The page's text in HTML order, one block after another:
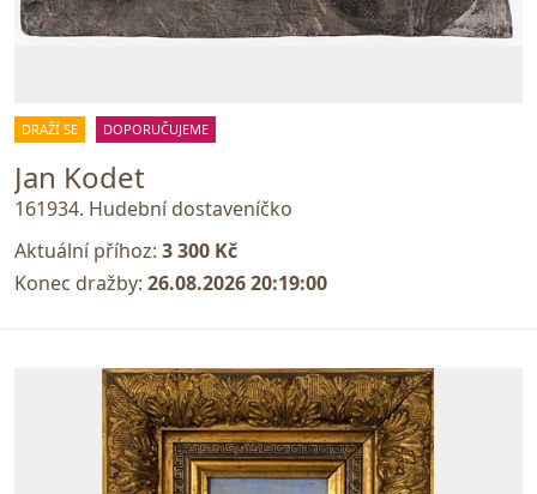
DRAŽÍ SE DOPORUČUJEME
Jan Kodet
161934. Hudební dostaveníčko
Aktuální příhoz: 3 300 Kč
Konec dražby: 26.08.2026 20:19:00